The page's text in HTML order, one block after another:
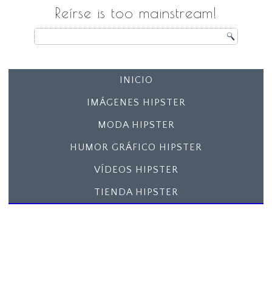
Reírse is too mainstream!
INICIO
IMÁGENES HIPSTER
MODA HIPSTER
HUMOR GRÁFICO HIPSTER
VÍDEOS HIPSTER
TIENDA HIPSTER